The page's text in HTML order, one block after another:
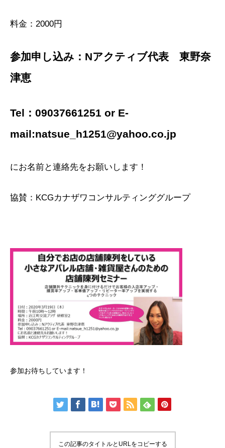
料金：2000円
参加申し込み：Nアクティブ代表 東野奈
津恵
Tel：09037661251 or E-
mail:natsue_h1251@yahoo.co.jp
にお名前と連絡先をお願いします！
協賛：KCGカナザワコンサルティンググループ
参加お待ちしています！
この記事のタイトルとURLをコピーする